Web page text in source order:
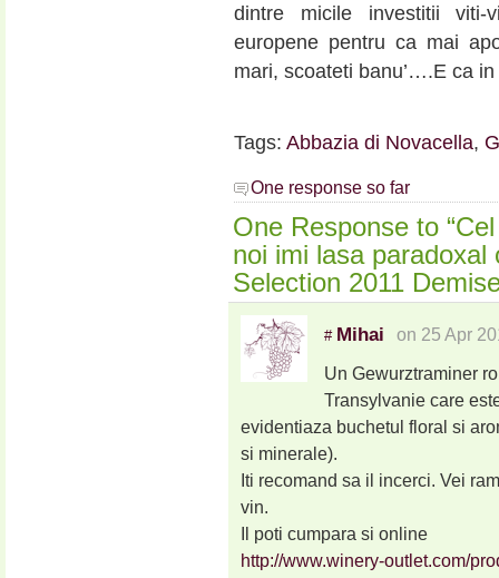
dintre micile investitii
europene pentru ca mai
mari, scoateti banu’….E ca
Tags: Abbazia di Novacella,
One response so far
One Response to
noi imi lasa
Selection 2011
# Mihai on 25 Apr
Un Gewurztraminer
Transylvanie care
evidentiaza buchetul floral si
si minerale).
Iti recomand sa il incerci. Vei
vin.
Il poti cumpara si online
http://www.winery-outlet.com/